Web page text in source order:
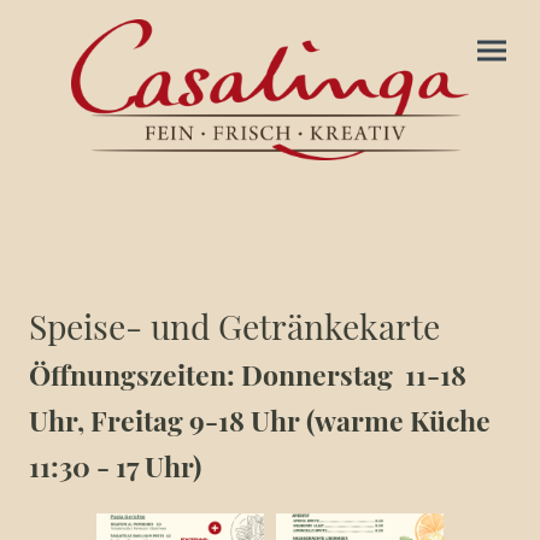
Speise- und Getränkekarte
Öffnungszeiten: Donnerstag 11-18
Uhr, Freitag 9-18 Uhr (warme Küche
11:30 - 17 Uhr)